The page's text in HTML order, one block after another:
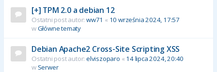
[+] TPM 2.0 a debian 12
Ostatni post autor: ww71 « 10 września 2024, 17:57
wGłówne tematy
Debian Apache2 Cross-Site Scripting XSS
Ostatni post autor: elviszoparo « 14 lipca 2024, 20:40
w Serwer